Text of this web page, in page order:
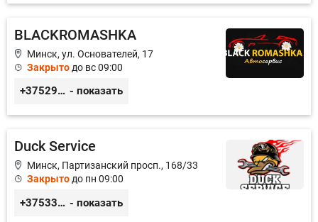
BLACKROMASHKA
Минск, ул. Основателей, 17
Закрыто до вс 09:00
+375296651188 - показать
Duck Service
Минск, Партизанский просп., 168/33
Закрытодо пн 09:00
+375333416710 - показать